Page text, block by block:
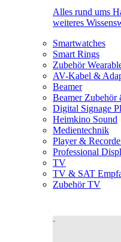
Alles rund ums
weiteres
Smartwatches
Smart Rings
Zubehör
AV-Kabel &
Beamer
Beamer
Digital Signage
Heimkino Sound
Medientechnik
Player &
Professional
TV
TV & SAT
Zubehör TV